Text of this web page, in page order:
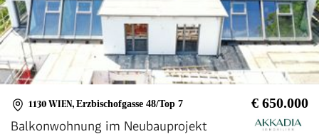
1130 WIEN, Erzbischofgasse 48/Top 7 € 650.000
Balkonwohnung im Neubauprojekt